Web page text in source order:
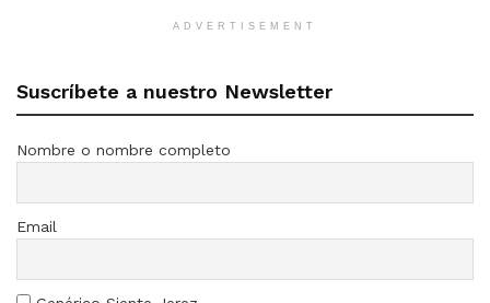
ADVERTISEMENT
Suscríbete a nuestro Newsletter
Nombre o nombre completo
Email